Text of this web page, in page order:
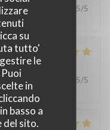
su
tutto'
le
in
basso a
del sito.
5/5 Qualità / Prezzo 5/5
5 /5 Qualità / Prezzo 5/5